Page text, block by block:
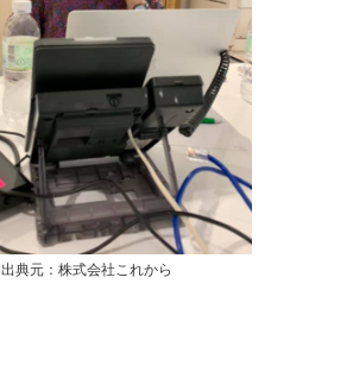
出典元：株式会社これから